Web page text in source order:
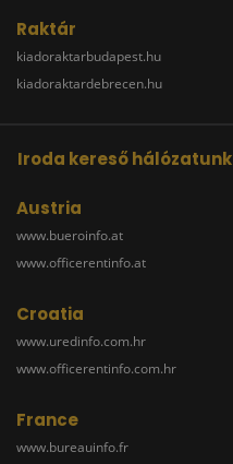
Raktár
kiadoraktarbudapest.hu
kiadoraktardebrecen.hu
Iroda kereső hálózatunk
Austria
www.bueroinfo.at
www.officerentinfo.at
Croatia
www.uredinfo.com.hr
www.officerentinfo.com.hr
France
www.bureauinfo.fr